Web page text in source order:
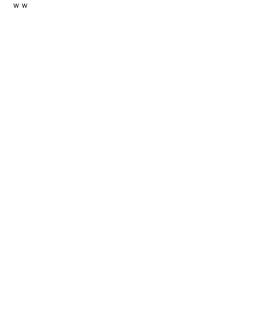
ｗｗ